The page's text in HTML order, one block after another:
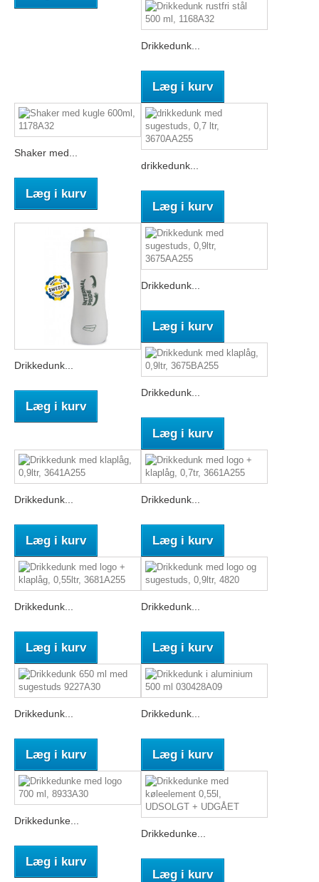
Drikkedunk...
Læg i kurv
Shaker med...
Læg i kurv
drikkedunk...
Læg i kurv
Drikkedunk...
Læg i kurv
Drikkedunk...
Læg i kurv
Drikkedunk...
Læg i kurv
Drikkedunk...
Læg i kurv
Drikkedunk...
Læg i kurv
Drikkedunk...
Læg i kurv
Drikkedunk...
Læg i kurv
Drikkedunk...
Læg i kurv
Drikkedunk...
Læg i kurv
Drikkedunke...
Læg i kurv
Drikkedunke...
Læg i kurv